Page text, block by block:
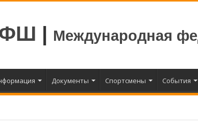
| Международная
Документы Спортсмены События